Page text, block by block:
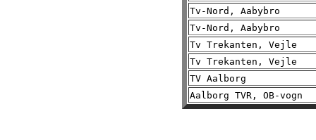
Tv-Nord, Aabybro
Tv-Nord, Aabybro
Tv Trekanten, Vejle
Tv Trekanten, Vejle
TV Aalborg
Aalborg TVR, OB-vogn